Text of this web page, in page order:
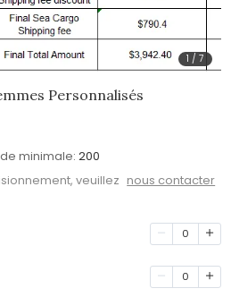
1 /7
Personnalisés
minimale: 200
veuillez nous contacter
0
0